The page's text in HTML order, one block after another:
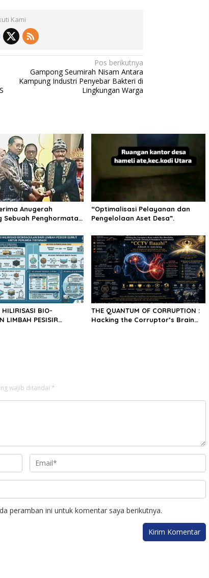
Kami
Pos berikutnya
Gampong Seumirah Nisam Antara
Kampung Industri Penyebar Bakteri di
Lingkungan Warga
Anugerah
“Optimalisasi Pelayanan dan
Pengelolaan Aset Desa”.
HILIRISASI BIO-
LIMBAH PESISIR
THE QUANTUM OF CORRUPTION :
Hacking the Corruptor’s Brain
wajib ditandai *
peramban ini untuk komentar saya berikutnya.